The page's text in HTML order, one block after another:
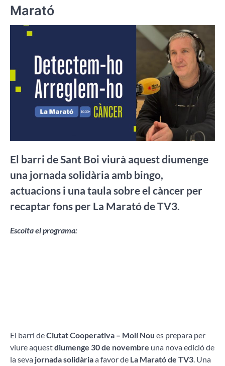
Marató
El barri de Sant Boi viurà aquest diumenge
una jornada solidària amb bingo,
actuacions i una taula sobre el càncer per
recaptar fons per La Marató de TV3.
Escolta el programa:
El barri deCiutat Cooperativa – Molí Nou es prepara per
viure aquestdiumenge 30 de novembre una nova edició de
la seva jornada solidàriaa favor de La Marató de TV3. Una